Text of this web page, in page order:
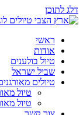
דלג לתוכן
ראשי
אודות
טיול בולענים
שביל ישראל
טיולים
טיול
טיול